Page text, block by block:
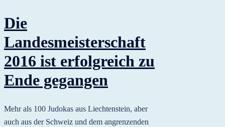
Die
Landesmeisterschaft
2016 ist erfolgreich zu
Ende gegangen
Mehr als 100 Judokas aus Liechtenstein, aber
auch aus der Schweiz und dem angrenzenden